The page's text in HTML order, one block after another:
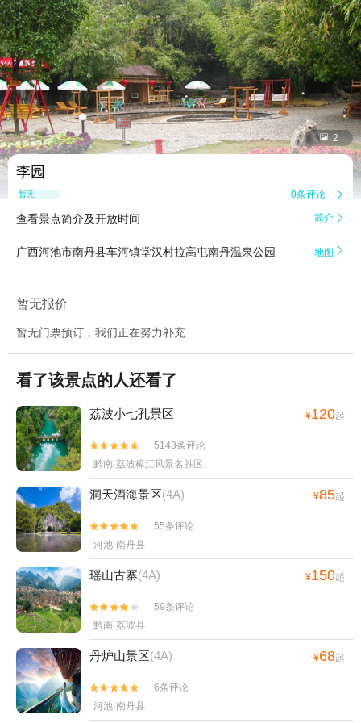
 2
李园
暂无点评 0条评论 
查看景点简介及开放时间 简介 
广西河池市南丹县车河镇堂汉村拉高屯南丹温泉公园 地图 
暂无报价
暂无门票预订，我们正在努力补充
看了该景点的人还看了
荔波小七孔景区 ¥120起


5143条评论
黔南·荔波樟江风景名胜区
洞天酒海景区(4A) ¥85起


55条评论
河池·南丹县
瑶山古寨(4A) ¥150起


59条评论
黔南·荔波县
丹炉山景区(4A) ¥68起


6条评论
河池·南丹县
